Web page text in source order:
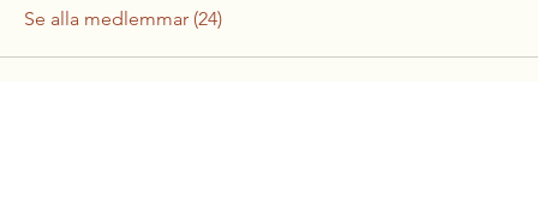
Se alla medlemmar (24)